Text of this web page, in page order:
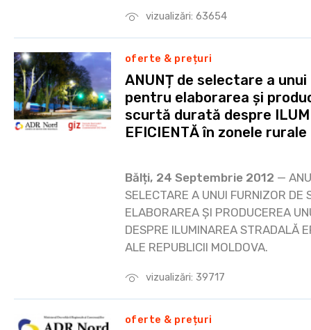
vizualizări: 63654
vizualizări: 39717
oferte & prețuri
ANUNȚ de selectare a
pentru elaborarea și
scurtă durată despre
EFICIENTĂ în zonele
Bălți, 24 Septembrie 2012 —
SELECTARE A UNUI FURNIZOR DE
ELABORAREA ȘI PRODUCEREA
DESPRE ILUMINAREA STRADALĂ
ALE REPUBLICII MOLDOVA.
oferte & prețuri